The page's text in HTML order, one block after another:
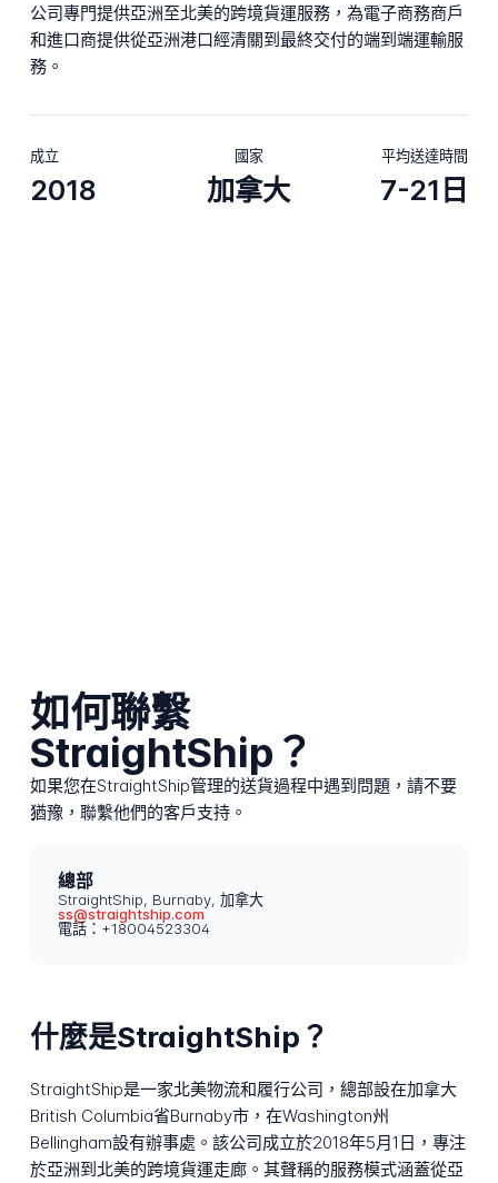
公司專門提供亞洲至北美的跨境貨運服務，為電子商務商戶
和進口商提供從亞洲港口經清關到最終交付的端到端運輸服
務。
成立
2018
國家
加拿大
平均送達時間
7-21日
如何聯繫
StraightShip？
如果您在StraightShip管理的送貨過程中遇到問題，請不要
猶豫，聯繫他們的客戶支持。
總部
StraightShip, Burnaby, 加拿大
ss@straightship.com
電話：+18004523304
什麼是StraightShip？
StraightShip是一家北美物流和履行公司，總部設在加拿大
British Columbia省Burnaby市，在Washington州
Bellingham設有辦事處。該公司成立於2018年5月1日，專注
於亞洲到北美的跨境貨運走廊。其聲稱的服務模式涵蓋從亞